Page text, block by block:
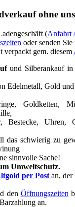
ohne
(Anfahrt
oder senden
verpackt gem. diesem
und Silberankauf in
Edelmetall, Gold
Goldketten,
Bestecke, Uhren,
das schwierig zu
sinnvolle Sache!
Umweltschutz.
per Postan,
den Öffnungszeiten
an.